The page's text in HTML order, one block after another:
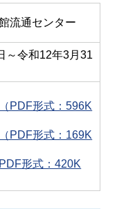
流通センター
～令和12年3月31
PDF形式：596K
PDF形式：169K
形式：420K